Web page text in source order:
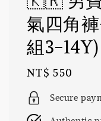
氣四角
組3-14Y)
Regular
price
NT$ 550
Secure